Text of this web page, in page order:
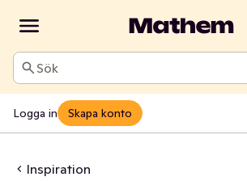
Sök
Logga in Skapa konto
Inspiration